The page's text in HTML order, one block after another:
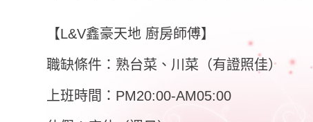
【L&V鑫豪天地 廚房師傅】
職缺條件：熟台菜、川菜（有證照佳）
上班時間：PM20:00-AM05:00